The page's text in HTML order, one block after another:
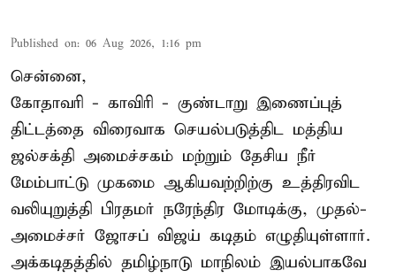
Published on: 06 Aug 2026, 1:16 pm
சென்னை,
கோதாவரி - காவிரி - குண்டாறு இணைப்புத்
திட்டத்தை விரைவாக செயல்படுத்திட மத்திய
ஜல்சக்தி அமைச்சகம் மற்றும் தேசிய நீர்
மேம்பாட்டு முகமை ஆகியவற்றிற்கு உத்திரவிட
வலியுறுத்தி பிரதமர் நரேந்திர மோடிக்கு, முதல்-
அமைச்சர் ஜோசப் விஜய் கடிதம் எழுதியுள்ளார்.
அக்கடிதத்தில் தமிழ்நாடு மாநிலம் இயல்பாகவே